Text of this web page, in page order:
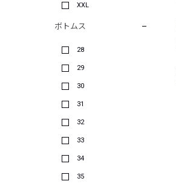
XXL
ボトムス
28
29
30
31
32
33
34
35